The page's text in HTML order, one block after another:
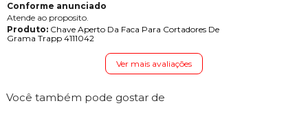
Conforme anunciado
Atende ao proposito.
Produto:Chave Aperto Da Faca Para Cortadores De
Grama Trapp 4111042
Ver mais avaliações
Você também pode gostar de